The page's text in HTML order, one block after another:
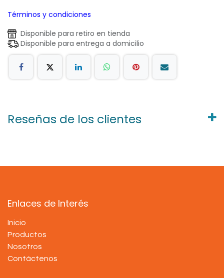
Términos y condiciones
Disponible para retiro en tienda
Disponible para entrega a domicilio
Reseñas de los clientes
Enlaces de Interés
Inicio
Productos
Nosotros
Contáctenos